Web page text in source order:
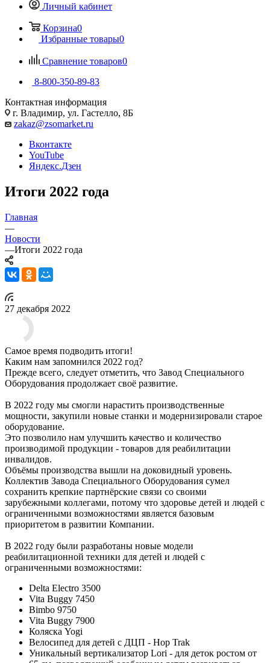
Личный кабинет
Корзина0
Избранные товары0
Сравнение товаров0
8-800-350-89-83
Контактная информация
г. Владимир, ул. Гастелло, 8Б
zakaz@zsomarket.ru
Вконтакте
YouTube
Яндекс.Дзен
Итоги 2022 года
Главная
—
Новости
—Итоги 2022 года
27 декабря 2022
Самое время подводить итоги!
Каким нам запомнился 2022 год?
Прежде всего, следует отметить, что Завод Специального
Оборудования продолжает своё развитие.
В 2022 году мы смогли нарастить производственные
мощности, закупили новые станки и модернизировали старое
оборудование.
Это позволило нам улучшить качество и количество
производимой продукции - товаров для реабилитации
инвалидов.
Объёмы производства вышли на доковидный уровень.
Коллектив Завода Специального Оборудования сумел
сохранить крепкие партнёрские связи со своими
зарубежными коллегами, потому что здоровье детей и людей с
ограниченными возможностями является базовым
приоритетом в развитии Компании.
В 2022 году были разработаны новые модели
реабилитационной техники для детей и людей с
ограниченными возможностями:
Delta Electro 3500
Vita Buggy 7450
Bimbo 9750
Vita Buggy 7900
Коляска Yogi
Велосипед для детей с ДЦП - Hop Trak
Уникальный вертикализатор Lori - для деток ростом от